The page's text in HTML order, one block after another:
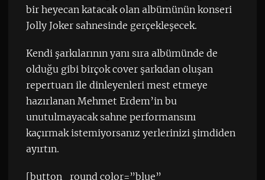
bir heyecan katacak olan albümünün konseri
Jolly Joker sahnesinde gerçekleşecek.
Kendi şarkılarının yanı sıra albümünde de
olduğu gibi birçok cover şarkıdan oluşan
repertuarı ile dinleyenleri mest etmeye
hazırlanan Mehmet Erdem’in bu
unutulmayacak sahne performansını
kaçırmak istemiyorsanız yerlerinizi şimdiden
ayırtın.
[button_round color=”blue”